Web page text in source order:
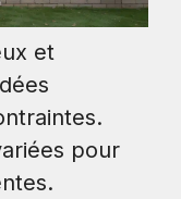
et
pour